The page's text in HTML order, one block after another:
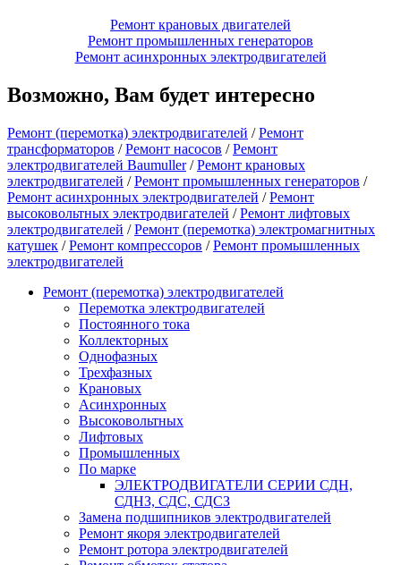
Ремонт крановых двигателей
Ремонт промышленных генераторов
Ремонт асинхронных электродвигателей
Возможно, Вам будет интересно
Ремонт (перемотка) электродвигателей /Ремонт
трансформаторов /Ремонт насосов /Ремонт
электродвигателей Baumuller /Ремонт крановых
электродвигателей /Ремонт промышленных генераторов /
Ремонт асинхронных электродвигателей /Ремонт
высоковольтных электродвигателей /Ремонт лифтовых
электродвигателей /Ремонт (перемотка) электромагнитных
катушек /Ремонт компрессоров /Ремонт промышленных
электродвигателей
Ремонт (перемотка) электродвигателей
Перемотка электродвигателей
Постоянного тока
Коллекторных
Однофазных
Трехфазных
Крановых
Асинхронных
Высоковольтных
Лифтовых
Промышленных
По марке
ЭЛЕКТРОДВИГАТЕЛИ СЕРИИ СДН,
СДНЗ, СДС, СДСЗ
Замена подшипников электродвигателей
Ремонт якоря электродвигателей
Ремонт ротора электродвигателей